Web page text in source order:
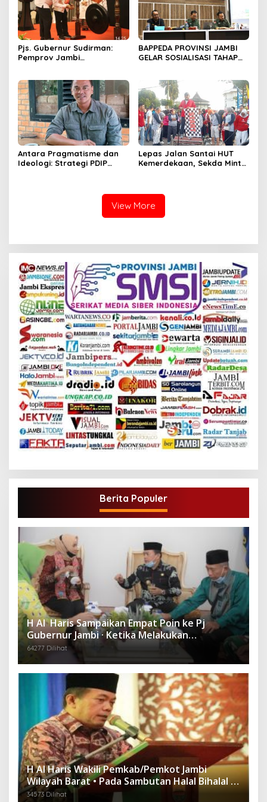
Pjs. Gubernur Sudirman:
Pemprov Jambi
Hijau
BAPPEDA PROVINSI JAMBI
GELAR SOSIALISASI TAHAP
MENGIMPLEMENTASIKAN
REDD+”
Antara Pragmatisme dan
Ideologi: Strategi PDIP
Lepas Jalan Santai HUT
Kemerdekaan, Sekda Minta
View More
Berita Populer
H Al Haris Sampaikan Empat Poin ke Pj
Gubernur Jambi · Ketika Melakukan
Kunjungan Kerja ke Merangin
64277 Dilihat
H Al Haris Wakili Pemkab/Pemkot Jambi
Wilayah Barat • Pada Sambutan Halal Bihalal di
Gubernuran
34573 Dilihat